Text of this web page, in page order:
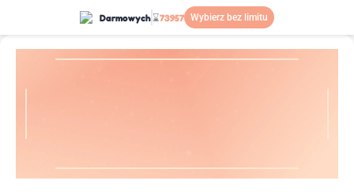
Darmowych⌛73957 Wybierz bez limitu